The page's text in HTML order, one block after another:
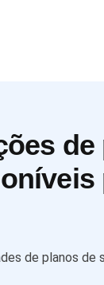
de
de planos de